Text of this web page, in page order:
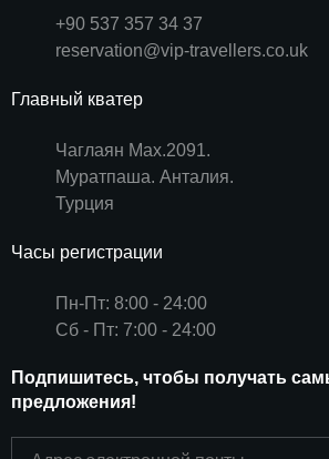
+90 537 357 34 37
reservation@vip-travellers.co.uk
Главный кватер
Чаглаян Мах.2091.
Муратпаша. Анталия.
Турция
Часы регистрации
Пн-Пт: 8:00 - 24:00
Сб - Пт: 7:00 - 24:00
Подпишитесь, чтобы получать
предложения!